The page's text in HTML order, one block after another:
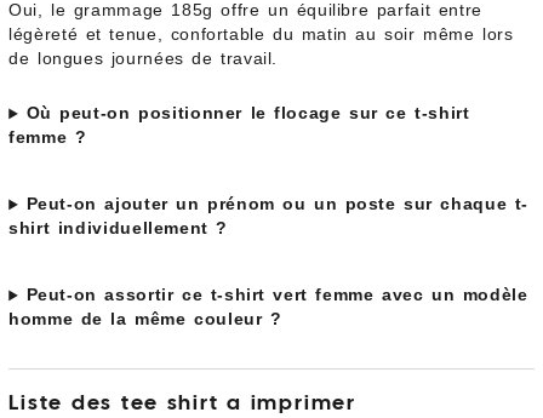
Oui, le grammage 185g offre un équilibre parfait entre
légèreté et tenue, confortable du matin au soir même lors
de longues journées de travail.
Où peut-on positionner le flocage sur ce t-shirt
femme ?
Peut-on ajouter un prénom ou un poste sur chaque t-
shirt individuellement ?
Peut-on assortir ce t-shirt vert femme avec un modèle
homme de la même couleur ?
Liste des tee shirt a imprimer